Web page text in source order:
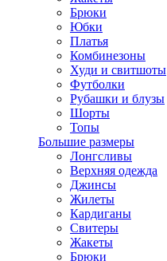
Брюки
Юбки
Платья
Комбинезоны
Худи и свитшоты
Футболки
Рубашки и блузы
Шорты
Топы
Большие размеры
Лонгсливы
Верхняя одежда
Джинсы
Жилеты
Кардиганы
Свитеры
Жакеты
Брюки